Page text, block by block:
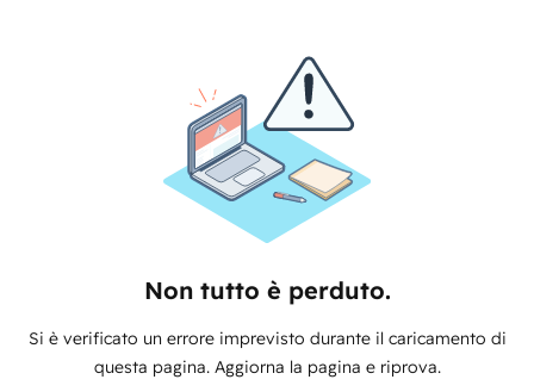
Non tutto è perduto.
Si è verificato un errore imprevisto durante il caricamento di
questa pagina. Aggiorna la pagina e riprova.